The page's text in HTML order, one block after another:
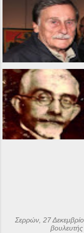
Σερρών, 27
βουλευτής